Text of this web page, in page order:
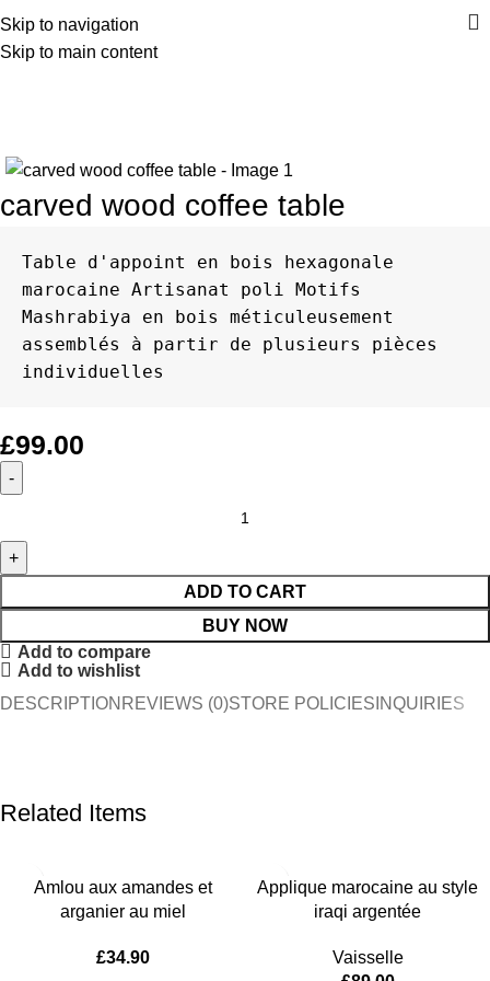
Skip to navigation
Skip to main content
carved wood coffee table
Table d'appoint en bois hexagonale
marocaine Artisanat poli Motifs
Mashrabiya en bois méticuleusement
assemblés à partir de plusieurs pièces
individuelles
£99.00
ADD TO CART
BUY NOW
Add to compare
Add to wishlist
DESCRIPTION REVIEWS (0)STORE POLICIES INQUIRIES
Related Items
Amlou aux amandes et
arganier au miel
£34.90
Applique marocaine au style
iraqi argentée
Vaisselle